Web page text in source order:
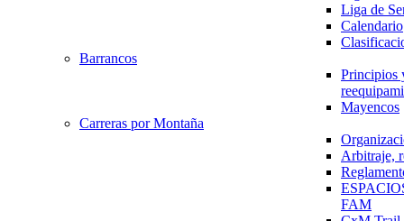
Liga de
Calendario
Barrancos
Principios
Mayencos
Carreras por Montaña
Arbitraje,
FAM